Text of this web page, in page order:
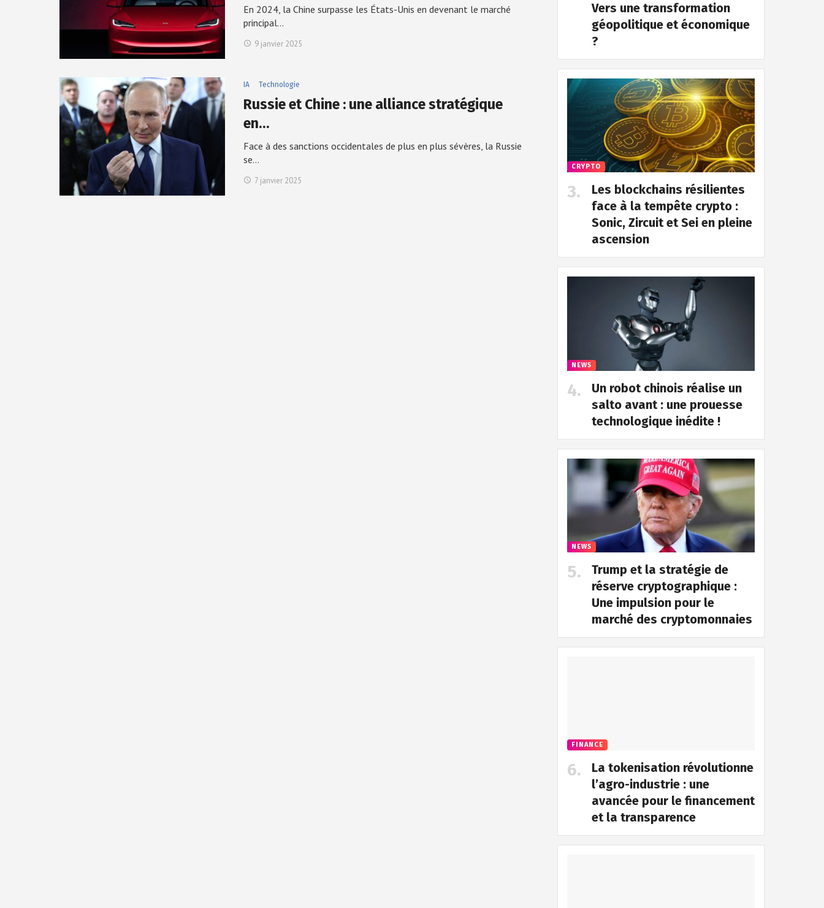
En 2024, la Chine surpasse les États-Unis en devenant le marché
principal…
9 janvier 2025
IA Technologie
Russie et Chine : une alliance stratégique
en…
Face à des sanctions occidentales de plus en plus sévères, la Russie
se…
7 janvier 2025
Vers une transformation
géopolitique et économique
?
CRYPTO
Les blockchains résilientes
face à la tempête crypto :
Sonic, Zircuit et Sei en pleine
ascension
NEWS
Un robot chinois réalise un
salto avant : une prouesse
technologique inédite !
NEWS
Trump et la stratégie de
réserve cryptographique :
Une impulsion pour le
marché des cryptomonnaies
FINANCE
La tokenisation révolutionne
l’agro-industrie : une
avancée pour le financement
et la transparence